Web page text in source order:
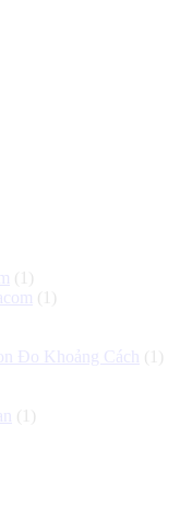
(1)
(1)
Đo Khoảng Cách
(1)
(1)